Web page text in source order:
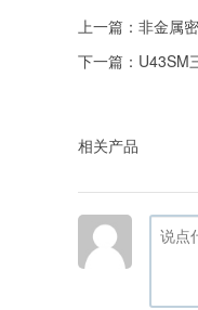
上一篇： 非金属
下一篇： U43SM
相关产品